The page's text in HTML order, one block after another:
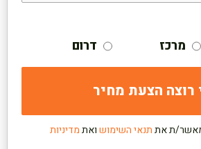
מרכז דרום
מאשר/ת אתתנאי השימושואתמדיניות